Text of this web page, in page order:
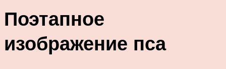
Поэтапное
изображение пса